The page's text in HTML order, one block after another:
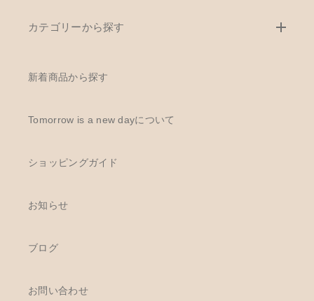
カテゴリーから探す
新着商品から探す
Tomorrow is a new dayについて
ショッピングガイド
お知らせ
ブログ
お問い合わせ